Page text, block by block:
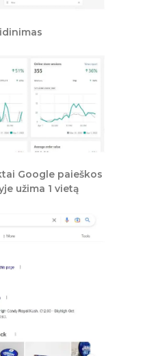
Google paieškos
užima 1 vietą